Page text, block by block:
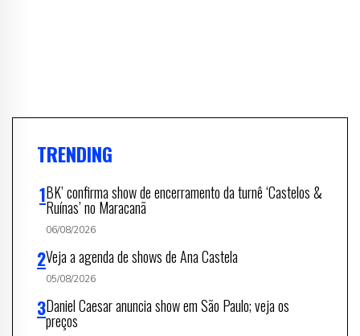
TRENDING
BK’ confirma show de encerramento da turnê ‘Castelos &
Ruínas’ no Maracanã
06/08/2026
Veja a agenda de shows de Ana Castela
05/08/2026
Daniel Caesar anuncia show em São Paulo; veja os
preços